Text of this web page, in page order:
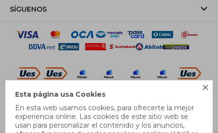

Esta página usa Cookies
En esta web usamos cookies, para ofrecerte la mejor
experiencia online. Las cookies de este sitio web se
usan para personalizar el contenido y los anuncios,
SÍGUENOS
© Copyright 2026 / Pricebox